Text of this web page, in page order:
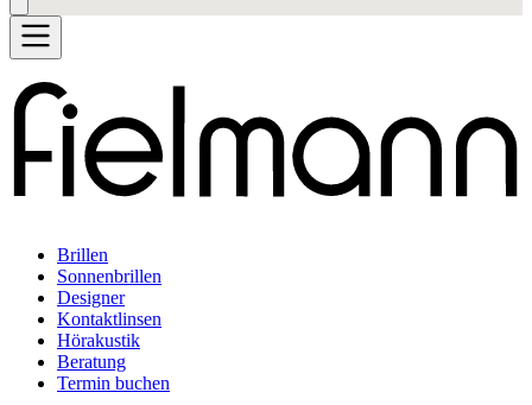
Brillen
Sonnenbrillen
Designer
Kontaktlinsen
Hörakustik
Beratung
Termin buchen